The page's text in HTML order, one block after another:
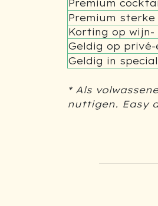
Premium
Premium
Korting op wijn-
Geldig op privé-
Geldig in
* Als
nuttigen. Easy